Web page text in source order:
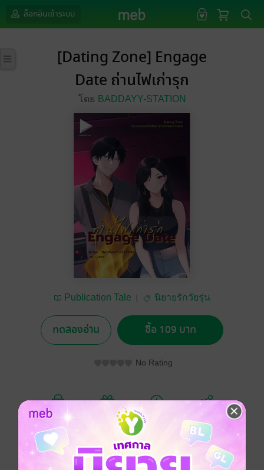
ล็อกอินเข้าระบบ
[Dating Zone] Engage
Date ถ่านไฟเก่ารุก
โดย BADDAYY-STATION
Publication Tale นิยายรักวัยรุ่น
ทดลองอ่าน ซื้อ 109 บาท
No Rating
อยากได้ ซื้อเป็นของขวัญ แชร์
มันไม่ใช่แค่ถ่านไฟเก่าที่รุก เพราะฉันก็จะรุกเธอเช่นกัน